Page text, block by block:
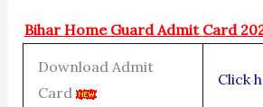
Bihar Home Guard Admit Card
Download Admit
Card
Click